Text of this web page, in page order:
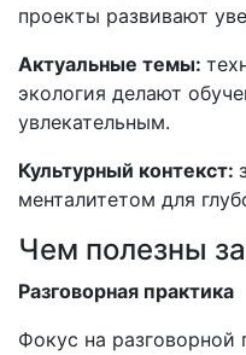
проекты развивают
Актуальные темы:
экология делают
увлекательным.
Культурный контекст:
менталитетом для
Чем полезны
Разговорная практика
Фокус на разговорной